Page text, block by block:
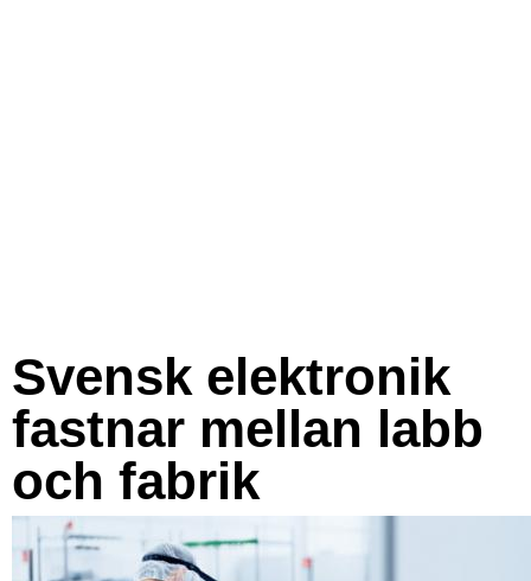
Svensk elektronik
fastnar mellan labb
och fabrik